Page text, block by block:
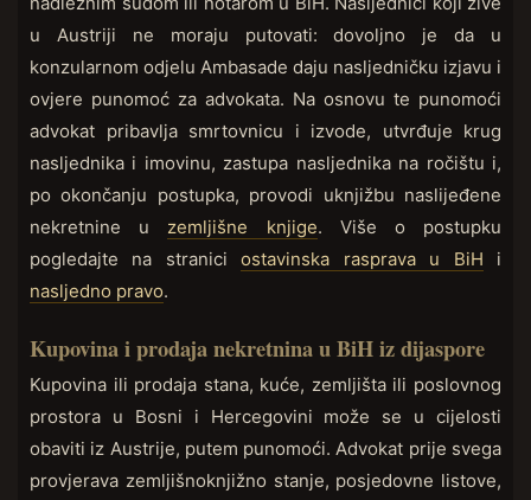
u Austriji ne moraju putovati: dovoljno je da u
konzularnom odjelu Ambasade daju nasljedničku izjavu i
ovjere punomoć za advokata. Na osnovu te punomoći
advokat pribavlja smrtovnicu i izvode, utvrđuje krug
nasljednika i imovinu, zastupa nasljednika na ročištu i,
po okončanju postupka, provodi uknjižbu naslijeđene
nekretnine u zemljišne knjige. Više o postupku
pogledajte na straniciostavinska rasprava u BiH i
nasljedno pravo.
Kupovina i prodaja nekretnina u BiH iz dijaspore
Kupovina ili prodaja stana, kuće, zemljišta ili poslovnog
prostora u Bosni i Hercegovini može se u cijelosti
obaviti iz Austrije, putem punomoći. Advokat prije svega
provjerava zemljišnoknjižno stanje, posjedovne listove,